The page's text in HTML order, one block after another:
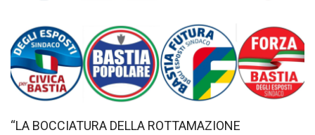
“LA BOCCIATURA DELLA ROTTAMAZIONE